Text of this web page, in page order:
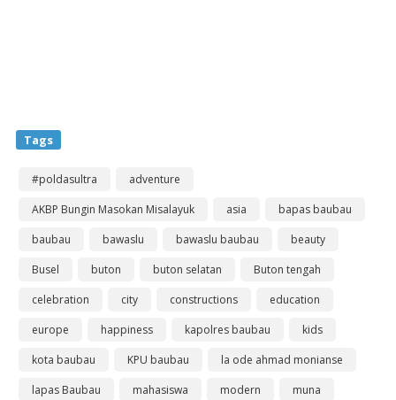
Tags
#poldasultra
adventure
AKBP Bungin Masokan Misalayuk
asia
bapas baubau
baubau
bawaslu bawaslu baubau
beauty
Busel
buton buton selatan
Buton tengah
celebration
city constructions
education
europe
happiness kapolres baubau
kids
kota baubau
KPU baubau
la ode ahmad monianse
lapas Baubau
mahasiswa modern
muna